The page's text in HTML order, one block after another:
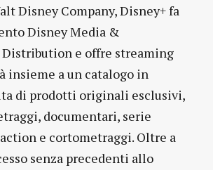
Disney Company, Disney+ fa
Disney Media &
e offre streaming
insieme a un catalogo in
di prodotti originali esclusivi,
documentari, serie
e cortometraggi. Oltre a
senza precedenti allo